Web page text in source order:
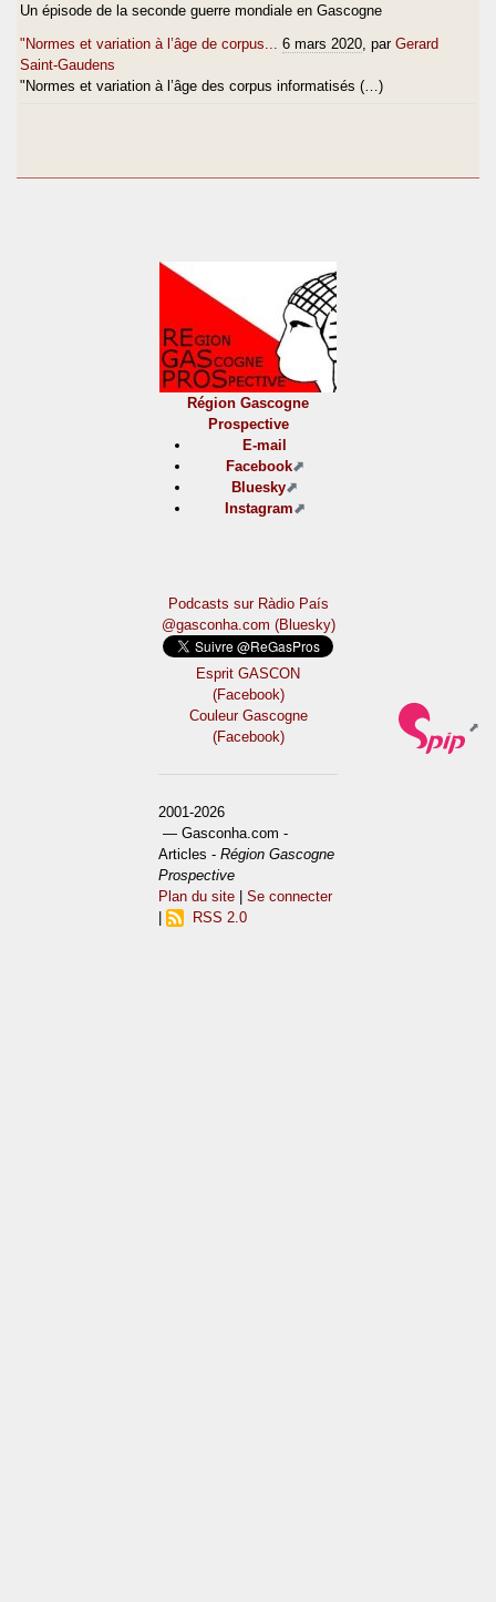
Un épisode de la seconde guerre mondiale en Gascogne
"Normes et variation à l’âge de corpus...
6 mars 2020 , par Gerard
Saint-Gaudens
"Normes et variation à l’âge des corpus informatisés (…)
Région Gascogne
Prospective
E-mail
Facebook
Bluesky
Instagram
Podcasts sur Ràdio País
@gasconha.com (Bluesky)
Esprit GASCON
(Facebook)
Couleur Gascogne
(Facebook)
2001-2026
— Gasconha.com -
Articles -Région Gascogne
Prospective
Plan du site |Se connecter
RSS 2.0